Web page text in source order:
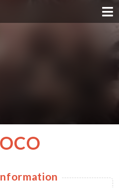
NOUS SOUTENIR
CONTACT